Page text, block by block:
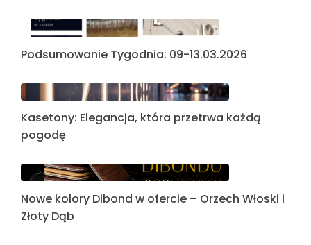
Podsumowanie Tygodnia: 09-13.03.2026
Kasetony: Elegancja, która przetrwa każdą
pogodę
Nowe kolory Dibond w ofercie – Orzech Włoski i
Złoty Dąb